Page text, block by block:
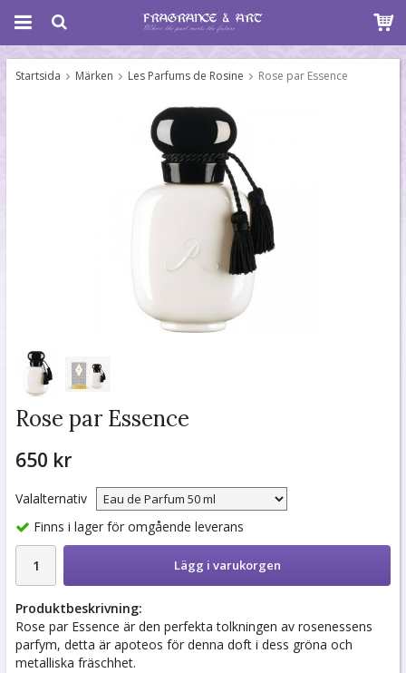
Startsida Märken Les Parfums de Rosine Rose par Essence
Rose par Essence
650 kr
Valalternativ
Finns i lager för omgående leverans
Lägg i varukorgen
Produktbeskrivning:
Rose par Essence är den perfekta tolkningen av rosenessens
parfym, detta är apoteos för denna doft i dess gröna och
metalliska fräschhet.